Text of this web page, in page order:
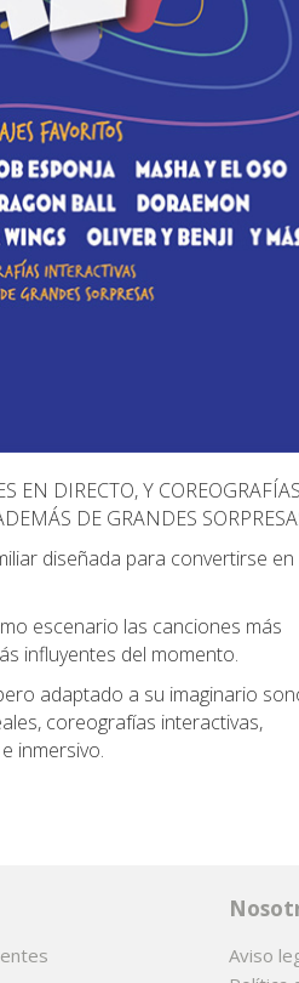
EN DIRECTO, Y COREOGRAFÍAS
DE GRANDES
diseñada para convertirse en
escenario las canciones más
influyentes del momento.
adaptado a su imaginario
coreografías interactivas,
inmersivo.
Aviso